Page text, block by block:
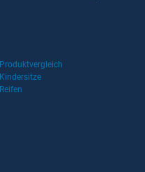
Produktvergleich
Kindersitze
Reifen